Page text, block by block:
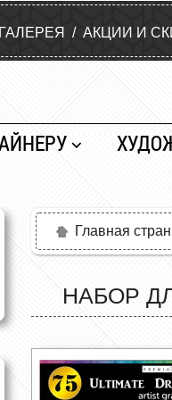
ГАЛЕРЕЯ / АКЦИИ И
Главная
НАБОР